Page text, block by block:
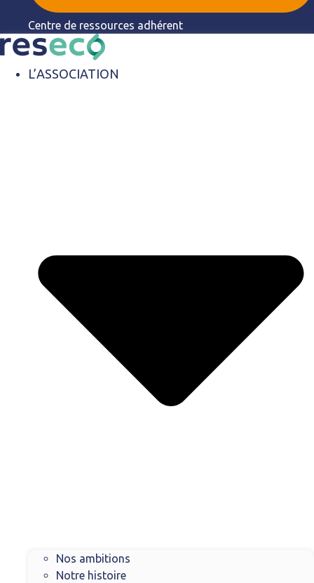
Centre de ressources adhérent
L’ASSOCIATION
Nos ambitions
Notre histoire